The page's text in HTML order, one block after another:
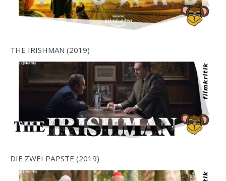
THE IRISHMAN (2019)
DIE ZWEI PÄPSTE (2019)